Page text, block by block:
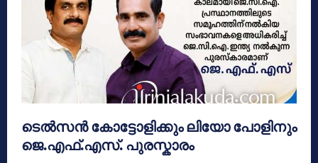
ടെൽസൻ കോട്ടോളിക്കും ലിയോ പോളിനും
ജെ.എഫ്.എസ്. പുരസ്കാരം